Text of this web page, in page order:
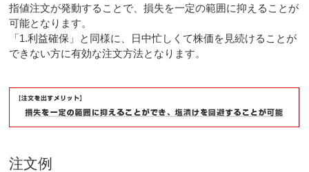
指値注文が発動することで、損失を一定の範囲に抑えることが
可能となります。
「1.利益確保」と同様に、日中忙しくて株価を見続けることが
できない方に有効な注文方法となります。
注文例